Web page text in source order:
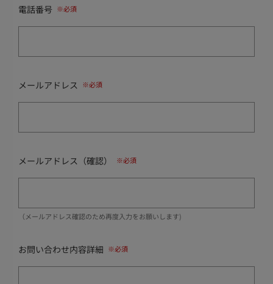
電話番号
メールアドレス
メールアドレス（確認）
（メールアドレス確認のため再度入力をお願いします)
お問い合わせ内容詳細